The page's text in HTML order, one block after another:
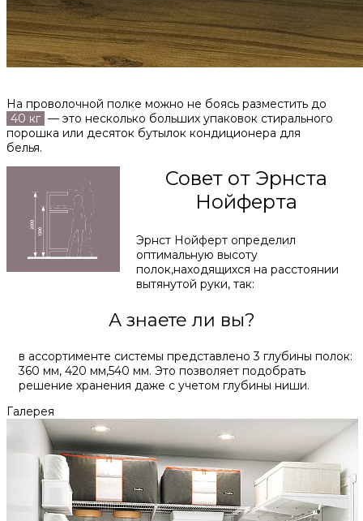
На проволочной полке можно не боясь разместить до
40 кг — это несколько больших упаковок стирального
порошка или десяток бутылок кондиционера для
белья.
Совет от Эрнста
Нойферта
Эрнст Нойферт определил
оптимальную высоту
полок,находящихся на расстоянии
вытянутой руки, так:
А знаете ли вы?
в ассортименте системы представлено 3 глубины полок:
360 мм, 420 мм,540 мм. Это позволяет подобрать
решение хранения даже с учетом глубины ниши.
Галерея